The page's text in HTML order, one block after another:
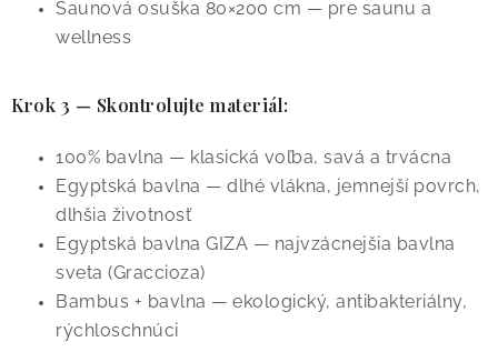
Saunová osuška 80×200 cm — pre saunu a
wellness
Krok 3 — Skontrolujte materiál:
100% bavlna — klasická voľba, savá a trvácna
Egyptská bavlna — dlhé vlákna, jemnejší povrch,
dlhšia životnosť
Egyptská bavlna GIZA — najvzácnejšia bavlna
sveta (Graccioza)
Bambus + bavlna — ekologický, antibakteriálny,
rýchloschnúci